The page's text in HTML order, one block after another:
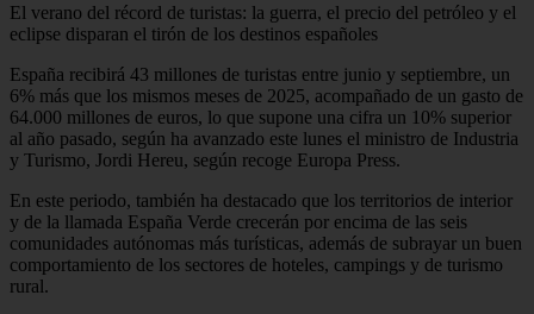
El verano del récord de turistas: la guerra, el precio del petróleo y el
eclipse disparan el tirón de los destinos españoles
España recibirá 43 millones de turistas entre junio y septiembre, un
6% más que los mismos meses de 2025, acompañado de un gasto de
64.000 millones de euros, lo que supone una cifra un 10% superior
al año pasado, según ha avanzado este lunes el ministro de Industria
y Turismo, Jordi Hereu, según recoge Europa Press.
En este periodo, también ha destacado que los territorios de interior
y de la llamada España Verde crecerán por encima de las seis
comunidades autónomas más turísticas, además de subrayar un buen
comportamiento de los sectores de hoteles, campings y de turismo
rural.